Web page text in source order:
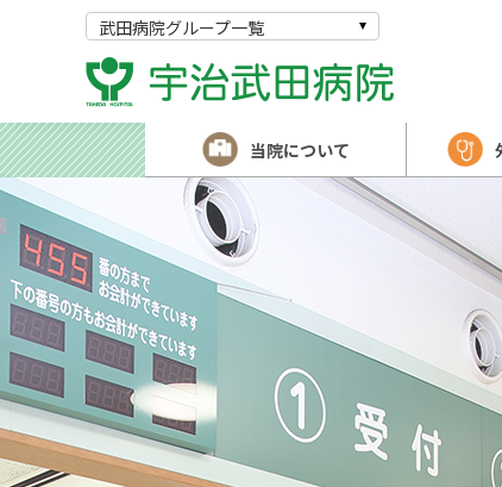
武田病院グループ一覧
当院について